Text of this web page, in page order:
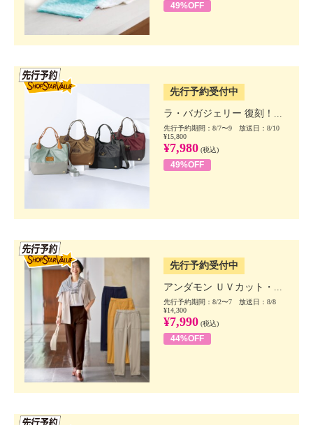
49%OFF
先行予約受付中
ラ・バガジェリー 復刻！...
先行予約期間：8/7〜9 放送日：8/10
¥15,800
¥7,980 (税込)
49%OFF
先行予約受付中
アンダモン ＵＶカット・...
先行予約期間：8/2〜7 放送日：8/8
¥14,300
¥7,990 (税込)
44%OFF